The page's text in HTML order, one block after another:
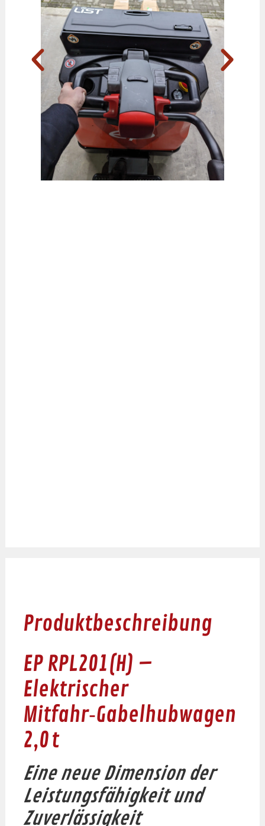
Produktbeschreibung
EP RPL201(H) –
Elektrischer
Mitfahr‑Gabelhubwagen
2,0 t
Eine neue Dimension der
Leistungsfähigkeit und
Zuverlässigkeit